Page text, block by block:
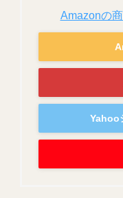
Amazonの
Yahoo